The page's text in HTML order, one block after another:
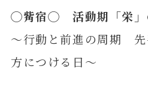
◯觜宿◯ 活動期「栄」
～行動と前進の周期 先
方につける日～